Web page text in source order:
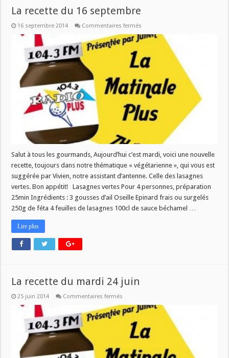
La recette du 16 septembre
16 septembre 2014 Commentaires fermés
recette
septembre
Salut à tous les gourmands, Aujourd’hui c’est mardi, voici une nouvelle
recette, toujours dans notre thématique « végétarienne », qui vous est
suggérée par Vivien, notre assistant d’antenne. Celle des lasagnes
vertes. Bon appétit! Lasagnes vertes Pour 4 personnes, préparation
25min Ingrédients : 3 gousses d’ail Oseille Epinard frais ou surgelés
250g de féta 4 feuilles de lasagnes 100cl de sauce béchamel …
Lire plus
La recette du mardi 24 juin
25 juin 2014 Commentaires fermés
recette
du
mardi
juin